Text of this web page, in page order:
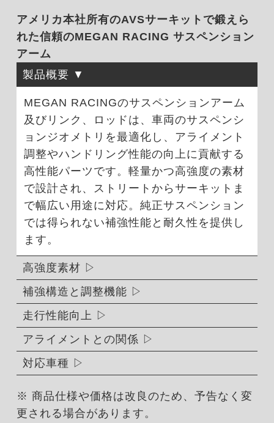
アメリカ本社所有のAVSサーキットで鍛えら
れた信頼のMEGAN RACING サスペンション
アーム
製品概要
MEGAN RACINGのサスペンションアーム
及びリンク、ロッドは、車両のサスペンシ
ョンジオメトリを最適化し、アライメント
調整やハンドリング性能の向上に貢献する
高性能パーツです。軽量かつ高強度の素材
で設計され、ストリートからサーキットま
で幅広い用途に対応。純正サスペンション
では得られない補強性能と耐久性を提供し
ます。
高強度素材
補強構造と調整機能
走行性能向上
アライメントとの関係
対応車種
※ 商品仕様や価格は改良のため、予告なく変
更される場合があります。